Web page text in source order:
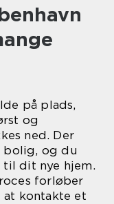
på plads,
og
ned. Der
bolig, og du
til dit nye hjem.
forløber
kontakte et